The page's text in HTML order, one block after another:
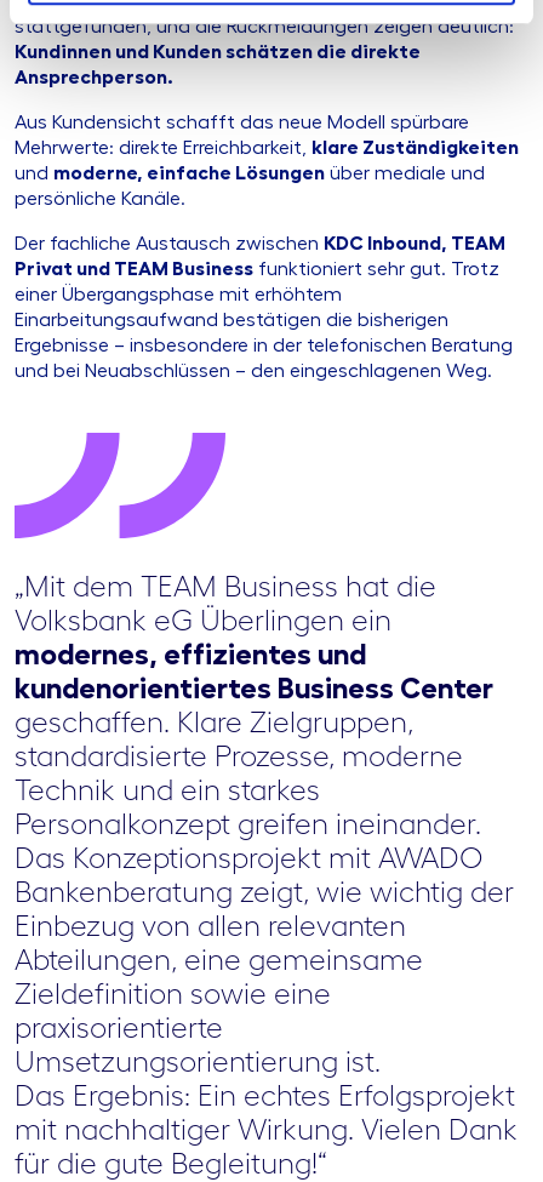
stattgefunden, und die Rückmeldungen zeigen deutlich:
Kundinnen und Kunden schätzen die direkte
Ansprechperson.
Aus Kundensicht schafft das neue Modell spürbare
Mehrwerte: direkte Erreichbarkeit, klare Zuständigkeiten
und moderne, einfache Lösungen über mediale und
persönliche Kanäle.
Der fachliche Austausch zwischen KDC Inbound, TEAM
Privat und TEAM Business funktioniert sehr gut. Trotz
einer Übergangsphase mit erhöhtem
Einarbeitungsaufwand bestätigen die bisherigen
Ergebnisse – insbesondere in der telefonischen Beratung
und bei Neuabschlüssen – den eingeschlagenen Weg.
„Mit dem TEAM Business hat die
Volksbank eG Überlingen ein
modernes, effizientes und
kundenorientiertes Business Center
geschaffen. Klare Zielgruppen,
standardisierte Prozesse, moderne
Technik und ein starkes
Personalkonzept greifen ineinander.
Das Konzeptionsprojekt mit AWADO
Bankenberatung zeigt, wie wichtig der
Einbezug von allen relevanten
Abteilungen, eine gemeinsame
Zieldefinition sowie eine
praxisorientierte
Umsetzungsorientierung ist.
Das Ergebnis: Ein echtes Erfolgsprojekt
mit nachhaltiger Wirkung. Vielen Dank
für die gute Begleitung!“